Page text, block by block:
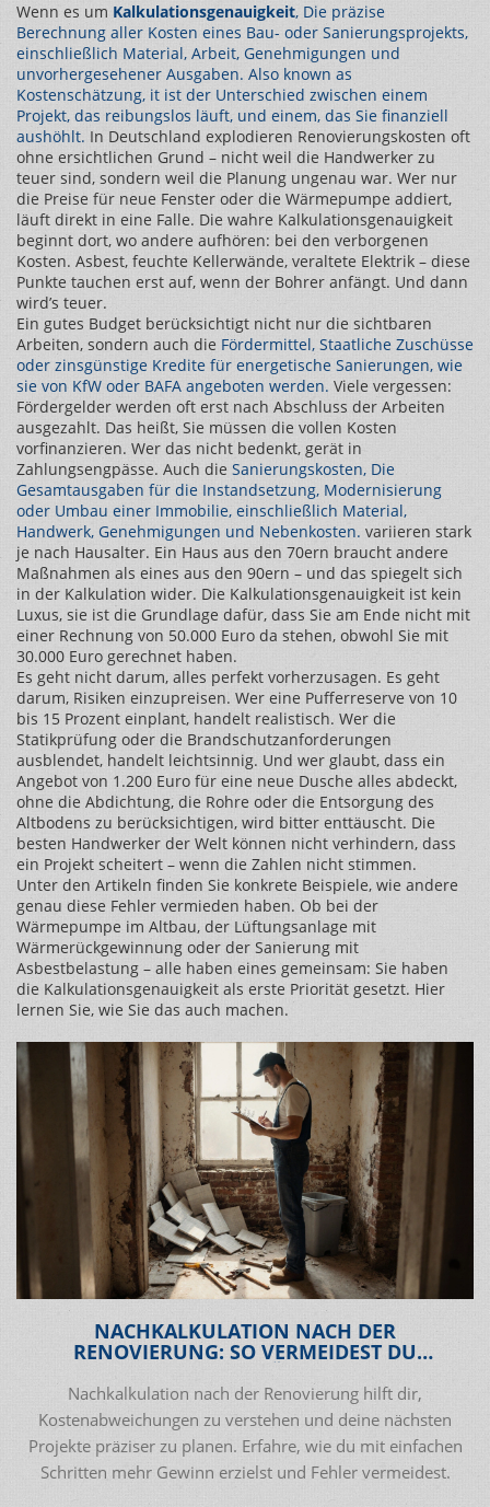
Wenn es um Kalkulationsgenauigkeit, Die präzise
Berechnung aller Kosten eines Bau- oder Sanierungsprojekts,
einschließlich Material, Arbeit, Genehmigungen und
unvorhergesehener Ausgaben. Also known as
Kostenschätzung, it ist der Unterschied zwischen einem
Projekt, das reibungslos läuft, und einem, das Sie finanziell
aushöhlt. In Deutschland explodieren Renovierungskosten oft
ohne ersichtlichen Grund – nicht weil die Handwerker zu
teuer sind, sondern weil die Planung ungenau war. Wer nur
die Preise für neue Fenster oder die Wärmepumpe addiert,
läuft direkt in eine Falle. Die wahre Kalkulationsgenauigkeit
beginnt dort, wo andere aufhören: bei den verborgenen
Kosten. Asbest, feuchte Kellerwände, veraltete Elektrik – diese
Punkte tauchen erst auf, wenn der Bohrer anfängt. Und dann
wird’s teuer.
Ein gutes Budget berücksichtigt nicht nur die sichtbaren
Arbeiten, sondern auch die Fördermittel, Staatliche Zuschüsse
oder zinsgünstige Kredite für energetische Sanierungen, wie
sie von KfW oder BAFA angeboten werden. Viele vergessen:
Fördergelder werden oft erst nach Abschluss der Arbeiten
ausgezahlt. Das heißt, Sie müssen die vollen Kosten
vorfinanzieren. Wer das nicht bedenkt, gerät in
Zahlungsengpässe. Auch die Sanierungskosten, Die
Gesamtausgaben für die Instandsetzung, Modernisierung
oder Umbau einer Immobilie, einschließlich Material,
Handwerk, Genehmigungen und Nebenkosten. variieren stark
je nach Hausalter. Ein Haus aus den 70ern braucht andere
Maßnahmen als eines aus den 90ern – und das spiegelt sich
in der Kalkulation wider. Die Kalkulationsgenauigkeit ist kein
Luxus, sie ist die Grundlage dafür, dass Sie am Ende nicht mit
einer Rechnung von 50.000 Euro da stehen, obwohl Sie mit
30.000 Euro gerechnet haben.
Es geht nicht darum, alles perfekt vorherzusagen. Es geht
darum, Risiken einzupreisen. Wer eine Pufferreserve von 10
bis 15 Prozent einplant, handelt realistisch. Wer die
Statikprüfung oder die Brandschutzanforderungen
ausblendet, handelt leichtsinnig. Und wer glaubt, dass ein
Angebot von 1.200 Euro für eine neue Dusche alles abdeckt,
ohne die Abdichtung, die Rohre oder die Entsorgung des
Altbodens zu berücksichtigen, wird bitter enttäuscht. Die
besten Handwerker der Welt können nicht verhindern, dass
ein Projekt scheitert – wenn die Zahlen nicht stimmen.
Unter den Artikeln finden Sie konkrete Beispiele, wie andere
genau diese Fehler vermieden haben. Ob bei der
Wärmepumpe im Altbau, der Lüftungsanlage mit
Wärmerückgewinnung oder der Sanierung mit
Asbestbelastung – alle haben eines gemeinsam: Sie haben
die Kalkulationsgenauigkeit als erste Priorität gesetzt. Hier
lernen Sie, wie Sie das auch machen.
NACHKALKULATION NACH DER
RENOVIERUNG: SO VERMEIDEST DU
Nachkalkulation nach der Renovierung hilft dir,
Kostenabweichungen zu verstehen und deine nächsten
Projekte präziser zu planen. Erfahre, wie du mit einfachen
Schritten mehr Gewinn erzielst und Fehler vermeidest.